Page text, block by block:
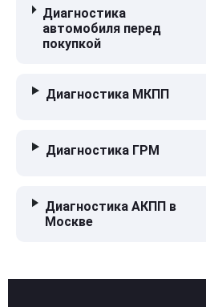
Диагностика
автомобиля перед
покупкой
Диагностика МКПП
Диагностика ГРМ
Диагностика АКПП в
Москве